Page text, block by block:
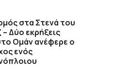
στα Στενά του
Δύο εκρήξεις
Ομάν ανέφερε ο
ενός